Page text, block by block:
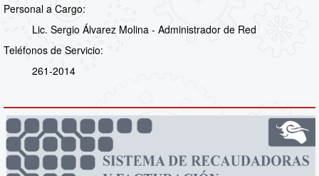
Personal a Cargo:
Lic. Sergio Álvarez Molina - Administrador de Red
Teléfonos de Servicio:
261-2014